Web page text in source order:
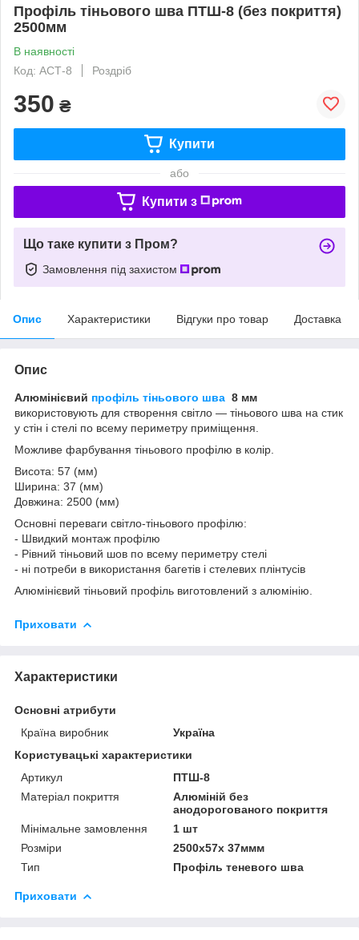
Профіль тіньового шва ПТШ-8 (без покриття)
2500мм
В наявності
Код: АСТ-8
Роздріб
350 ₴
Купити
або
Купити з
Що таке купити з Пром?
Замовлення під захистом
Опис Характеристики Відгуки про товар Доставка
Опис
Алюмінієвий профіль тіньового шва 8 мм
використовують для створення світло — тіньового шва на стик
у стін і стелі по всему периметру приміщення.
Можливе фарбування тіньового профілю в колір.
Висота: 57 (мм)
Ширина: 37 (мм)
Довжина: 2500 (мм)
Основні переваги світло-тіньового профілю:
- Швидкий монтаж профілю
- Рівний тіньовий шов по всему периметру стелі
- ні потреби в використання багетів і стелевих плінтусів
Алюмінієвий тіньовий профіль виготовлений з алюмінію.
Приховати
Характеристики
Основні атрибути
Країна виробник
Україна
Користувацькі характеристики
Артикул
ПТШ-8
Матеріал покриття
Алюміній без
анодорогованого покриття
Мінімальне замовлення
1 шт
Розміри
2500x57x 37ммм
Тип
Профіль теневого шва
Приховати